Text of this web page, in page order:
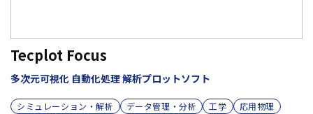
Tecplot Focus
多次元可視化 自動化処理 解析プロットソフト
シミュレーション・解析 データ管理・分析 工学
応用物理